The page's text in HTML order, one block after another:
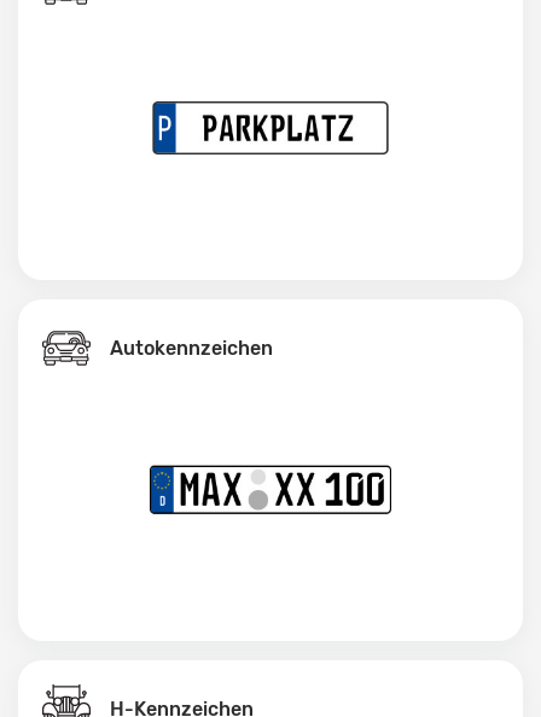
Autokennzeichen
H-Kennzeichen